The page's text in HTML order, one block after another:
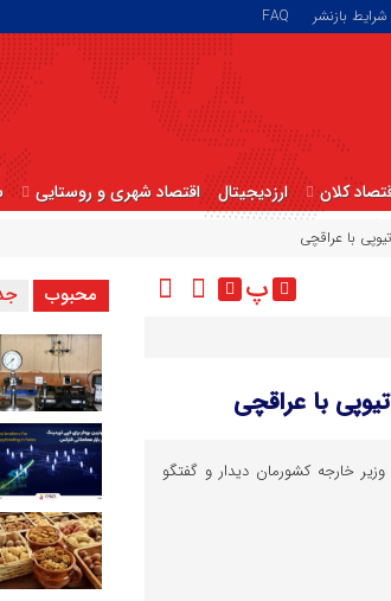
شرایط بازنشر FAQ
کلان ارزدیجیتال اقتصاد شهری و روستایی
با عراقچی
پ
با عراقچی
خارجه کشورمان دیدار و گفتگو
محبوب